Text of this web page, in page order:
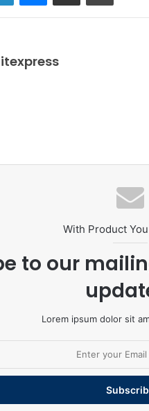
With Product
to our
Lorem ipsum dolor sit